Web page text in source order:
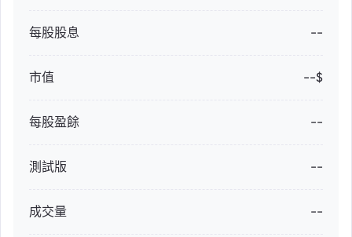
每股股息 --
市值 --$
每股盈餘 --
測試版 --
成交量 --